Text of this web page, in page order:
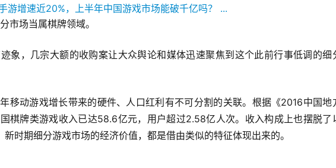
场当属棋牌领域。
，几宗大额的收购案让大众舆论和媒体迅速聚焦到这个此前行事低调的细
动游戏增长带来的硬件、人口红利有不可分割的关联。根据《2016中国地
棋牌类游戏收入已达58.6亿元，用户超过2.58亿人次。收入构成上也摆脱了
时期细分游戏市场的经济价值，都是借由类似的特征体现出来的。